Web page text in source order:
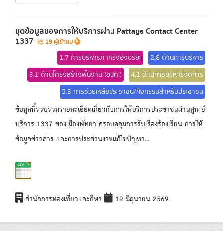
ชุดข้อมูลของการให้บริการผ่าน Pattaya Contact Center
1337 19 ผู้เข้าชม
1.7 การบริหารภาครัฐอัจฉริยะ
2.8 ด้านการบริหาร
3.1 ด้านโครงสร้างพื้นฐาน (อปท.)
4.1 ด้านการบริหารจัดการ
5.3 การช่วยเหลือประชาชน/กิจกรรมสำหรับประชาชน
ข้อมูลนี้รวบรวมรายละเอียดเกี่ยวกับการให้บริการประชาชนผ่านศูน ย์
บริการ 1337 ของเมืองพัทยา ครอบคลุมการรับเรื่องร้องเรียน การให้
ข้อมูลข่าวสาร และการประสานงานแก้ไขปัญหา...
สำนักการท่องเที่ยวและกีฬา 19 มิถุนายน 2569